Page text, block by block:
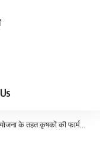
कृषकों की फार्मर रजिस्ट्री बनाने को लेकर एडीएम ने ली बैठक